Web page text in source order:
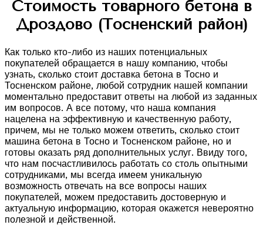
Стоимость товарного бетона в
Дроздово (Тосненский район)
Как только кто-либо из наших потенциальных
покупателей обращается в нашу компанию, чтобы
узнать, сколько стоит доставка бетона в Тосно и
Тосненском районе, любой сотрудник нашей компании
моментально предоставит ответы на любой из заданных
им вопросов. А все потому, что наша компания
нацелена на эффективную и качественную работу,
причем, мы не только можем ответить, сколько стоит
машина бетона в Тосно и Тосненском районе, но и
готовы оказать ряд дополнительных услуг. Ввиду того,
что нам посчастливилось работать со столь опытными
сотрудниками, мы всегда имеем уникальную
возможность отвечать на все вопросы наших
покупателей, можем предоставить достоверную и
актуальную информацию, которая окажется невероятно
полезной и действенной.